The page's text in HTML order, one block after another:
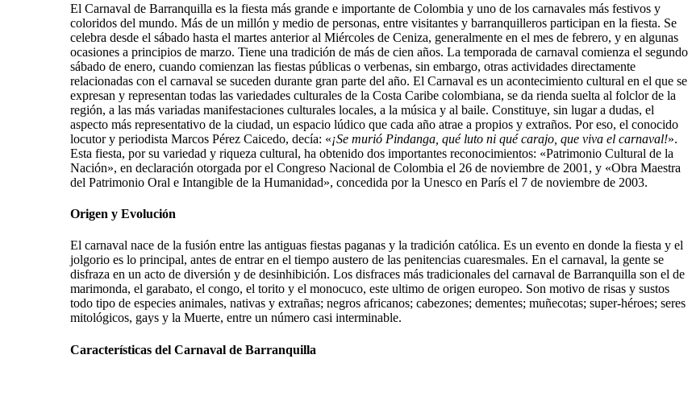
El Carnaval de Barranquilla es la fiesta más grande e importante de Colombia y uno de los carnavales más festivos y
coloridos del mundo. Más de un millón y medio de personas, entre visitantes y barranquilleros participan en la fiesta. Se
celebra desde el sábado hasta el martes anterior al Miércoles de Ceniza, generalmente en el mes de febrero, y en algunas
ocasiones a principios de marzo. Tiene una tradición de más de cien años. La temporada de carnaval comienza el segundo
sábado de enero, cuando comienzan las fiestas públicas o verbenas, sin embargo, otras actividades directamente
relacionadas con el carnaval se suceden durante gran parte del año. El Carnaval es un acontecimiento cultural en el que se
expresan y representan todas las variedades culturales de la Costa Caribe colombiana, se da rienda suelta al folclor de la
región, a las más variadas manifestaciones culturales locales, a la música y al baile. Constituye, sin lugar a dudas, el
aspecto más representativo de la ciudad, un espacio lúdico que cada año atrae a propios y extraños. Por eso, el conocido
locutor y periodista Marcos Pérez Caicedo, decía: «¡Se murió Pindanga, qué luto ni qué carajo, que viva el carnaval!».
Esta fiesta, por su variedad y riqueza cultural, ha obtenido dos importantes reconocimientos: «Patrimonio Cultural de la
Nación», en declaración otorgada por el Congreso Nacional de Colombia el 26 de noviembre de 2001, y «Obra Maestra
del Patrimonio Oral e Intangible de la Humanidad», concedida por la Unesco en París el 7 de noviembre de 2003.
Origen y Evolución
El carnaval nace de la fusión entre las antiguas fiestas paganas y la tradición católica. Es un evento en donde la fiesta y el
jolgorio es lo principal, antes de entrar en el tiempo austero de las penitencias cuaresmales. En el carnaval, la gente se
disfraza en un acto de diversión y de desinhibición. Los disfraces más tradicionales del carnaval de Barranquilla son el de
marimonda, el garabato, el congo, el torito y el monocuco, este ultimo de origen europeo. Son motivo de risas y sustos
todo tipo de especies animales, nativas y extrañas; negros africanos; cabezones; dementes; muñecotas; super-héroes; seres
mitológicos, gays y la Muerte, entre un número casi interminable.
Características del Carnaval de Barranquilla